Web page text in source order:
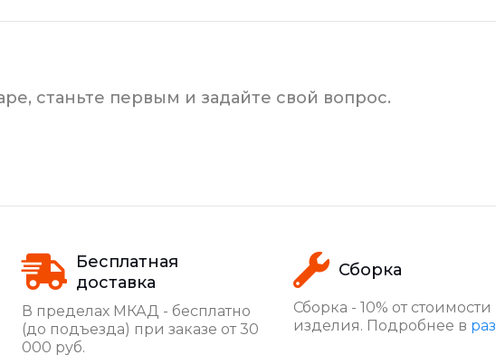
станьте первым и задайте свой вопрос.
Бесплатная
доставка
В пределах МКАД - бесплатно
(до подъезда) при заказе от 30
000 руб.
Сборка
Сборка - 10% от стоимости
изделия. Подробнее в